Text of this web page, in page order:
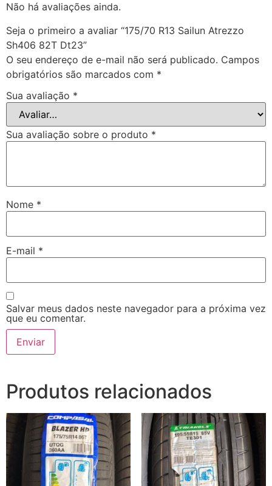
Não há avaliações ainda.
Seja o primeiro a avaliar “175/70 R13 Sailun Atrezzo
Sh406 82T Dt23”
O seu endereço de e-mail não será publicado. Campos
obrigatórios são marcados com *
Sua avaliação *
Sua avaliação sobre o produto *
Nome *
E-mail *
Salvar meus dados neste navegador para a próxima vez
que eu comentar.
Produtos relacionados